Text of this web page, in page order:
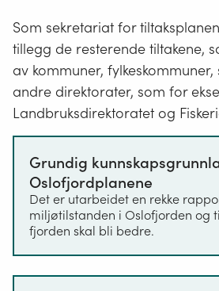
Som sekretariat for
tillegg de resterende tiltakene,
av kommuner,
andre direktorater, som for
Landbruksdirektoratet og
Grundig
Oslofjordplanene
Det er utarbeidet en rekke
miljøtilstanden i Oslofjorden og
fjorden skal bli bedre.